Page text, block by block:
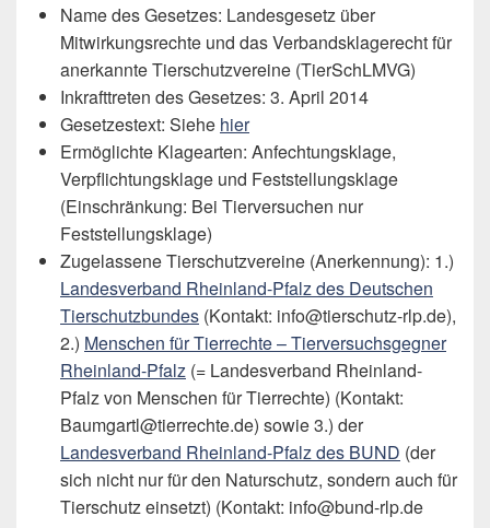
Name des Gesetzes: Landesgesetz über
Mitwirkungsrechte und das Verbandsklagerecht für
anerkannte Tierschutzvereine (TierSchLMVG)
Inkrafttreten des Gesetzes: 3. April 2014
Gesetzestext: Siehe hier
Ermöglichte Klagearten: Anfechtungsklage,
Verpflichtungsklage und Feststellungsklage
(Einschränkung: Bei Tierversuchen nur
Feststellungsklage)
Zugelassene Tierschutzvereine (Anerkennung): 1.)
Landesverband Rheinland-Pfalz des Deutschen
Tierschutzbundes (Kontakt: info@tierschutz-rlp.de),
2.) Menschen für Tierrechte – Tierversuchsgegner
Rheinland-Pfalz (= Landesverband Rheinland-
Pfalz von Menschen für Tierrechte) (Kontakt:
Baumgartl@tierrechte.de) sowie 3.) der
Landesverband Rheinland-Pfalz des BUND (der
sich nicht nur für den Naturschutz, sondern auch für
Tierschutz einsetzt) (Kontakt: info@bund-rlp.de